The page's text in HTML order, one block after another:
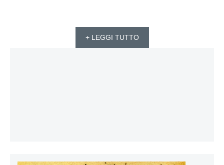
+ LEGGI TUTTO